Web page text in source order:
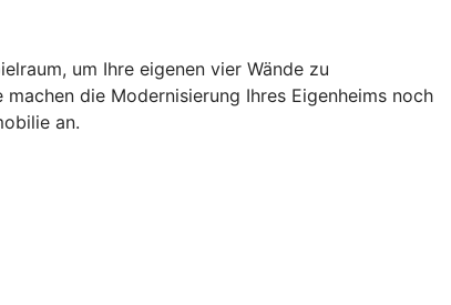
um Ihre eigenen vier Wände zu
die Modernisierung Ihres Eigenheims noch
an.